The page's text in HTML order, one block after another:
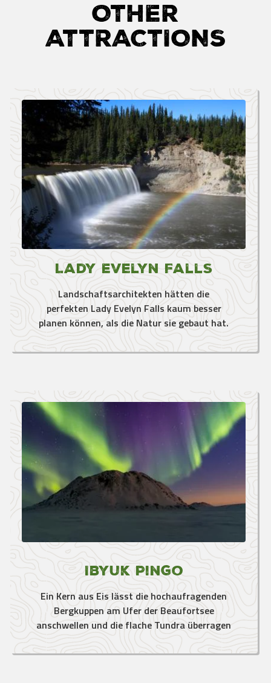
OTHER
ATTRACTIONS
Lady Evelyn Falls
Landschaftsarchitekten hätten die
perfekten Lady Evelyn Falls kaum besser
planen können, als die Natur sie gebaut hat.
Ibyuk Pingo
Ein Kern aus Eis lässt die hochaufragenden
Bergkuppen am Ufer der Beaufortsee
anschwellen und die flache Tundra überragen